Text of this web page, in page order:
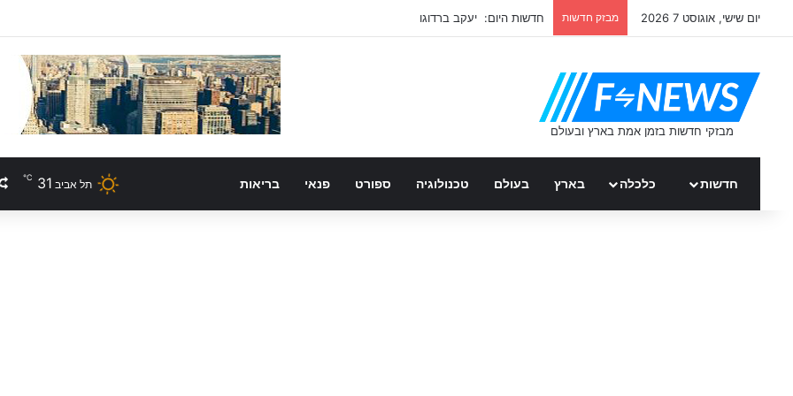
יום שישי, אוגוסט 7 2026 מבזק חדשות כל החדשות על רוכב אופניים
חדשות כלכלה בארץ בעולם טכנולוגיה ספורט פנאי בריאות תל אביב 31
℃